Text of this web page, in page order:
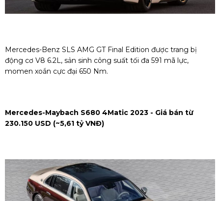
Mercedes-Benz SLS AMG GT Final Edition được trang bị
động cơ V8 6.2L, sản sinh công suất tối đa 591 mã lực,
momen xoắn cực đại 650 Nm.
Mercedes-Maybach S680 4Matic 2023 - Giá bán từ
230.150 USD (~5,61 tỷ VNĐ)